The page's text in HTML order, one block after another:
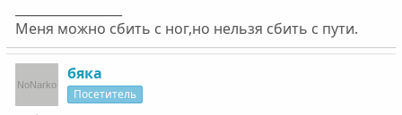
Меня можно сбить с ног,но нельзя сбить с пути.
бяка
Посетитель